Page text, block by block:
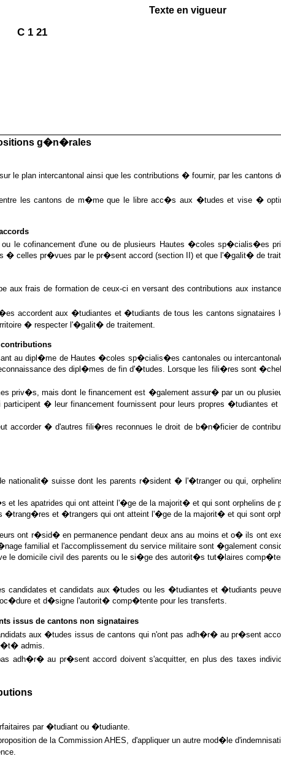
Texte en vigueur
C 1 21
g�n�rales
plan intercantonal ainsi que les contributions � fournir, par les cantons
les cantons de m�me que le libre acc�s aux �tudes et vise �
ou le cofinancement d'une ou de plusieurs Hautes �coles
� celles pr�vues par le pr�sent accord (section II) et que l'�galit� de
aux frais de formation de ceux-ci en versant des contributions aux
accordent aux �tudiantes et �tudiants de tous les cantons
� respecter l'�galit� de traitement.
au dipl�me de Hautes �coles sp�cialis�es cantonales ou
des dipl�mes de fin d'�tudes. Lorsque les fili�res sont
priv�s, mais dont le financement est �galement assur� par un ou
participent � leur financement fournissent pour leurs propres
accorder � d'autres fili�res reconnues le droit de b�n�ficier de
nationalit� suisse dont les parents r�sident � l'�tranger ou qui,
les apatrides qui ont atteint l'�ge de la majorit� et qui sont orphelins
�trang�res et �trangers qui ont atteint l'�ge de la majorit� et qui sont
ont r�sid� en permanence pendant deux ans au moins et o� ils ont
familial et l'accomplissement du service militaire sont �galement
le domicile civil des parents ou le si�ge des autorit�s tut�laires
candidates et candidats aux �tudes ou les �tudiantes et �tudiants
et d�signe l'autorit� comp�tente pour les transferts.
de cantons non signataires
aux �tudes issus de cantons qui n'ont pas adh�r� au pr�sent
�t� admis.
adh�r� au pr�sent accord doivent s'acquitter, en plus des taxes
par �tudiant ou �tudiante.
de la Commission AHES, d'appliquer un autre mod�le